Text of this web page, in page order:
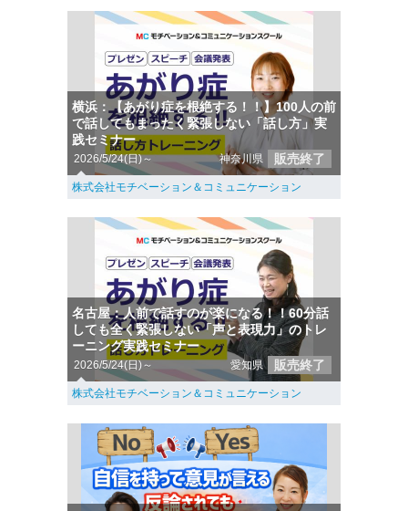
横浜：【あがり症を根絶する！！】100人の前
で話してもまったく緊張しない「話し方」実
践セミナー
2026/5/24(日)～ 神奈川県 販売終了
株式会社モチベーション＆コミュニケーション
名古屋：人前で話すのが楽になる！！60分話
しても全く緊張しない「声と表現力」のトレ
ーニング実践セミナー
2026/5/24(日)～ 愛知県 販売終了
株式会社モチベーション＆コミュニケーション